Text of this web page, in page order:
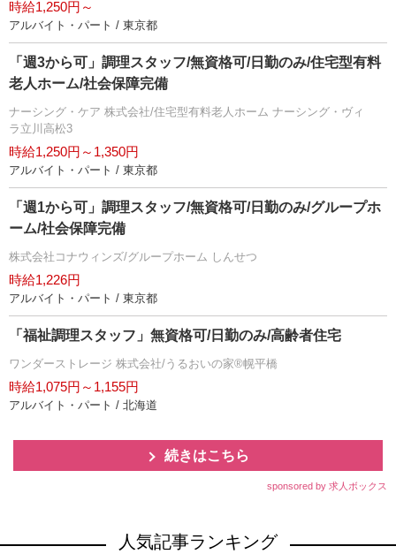
時給1,250円～
アルバイト・パート / 東京都
「週3から可」調理スタッフ/無資格可/日勤のみ/住宅型有料
老人ホーム/社会保障完備
ナーシング・ケア 株式会社/住宅型有料老人ホーム ナーシング・ヴィ
ラ立川高松3
時給1,250円～1,350円
アルバイト・パート / 東京都
「週1から可」調理スタッフ/無資格可/日勤のみ/グループホ
ーム/社会保障完備
株式会社コナウィンズ/グループホーム しんせつ
時給1,226円
アルバイト・パート / 東京都
「福祉調理スタッフ」無資格可/日勤のみ/高齢者住宅
ワンダーストレージ 株式会社/うるおいの家®幌平橋
時給1,075円～1,155円
アルバイト・パート / 北海道
続きはこちら
sponsored by 求人ボックス
人気記事ランキング